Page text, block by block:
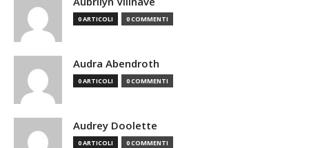
0 ARTICOLI 0 COMMENTI
Audra Abendroth
0 ARTICOLI 0 COMMENTI
Audrey Doolette
0 ARTICOLI 0 COMMENTI